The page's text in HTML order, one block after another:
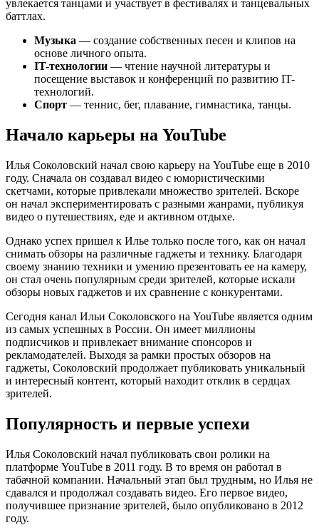
увлекается танцами и участвует в фестивалях и танцевальных
баттлах.
Музыка — создание собственных песен и клипов на
основе личного опыта.
IT-технологии — чтение научной литературы и
посещение выставок и конференций по развитию IT-
технологий.
Спорт — теннис, бег, плавание, гимнастика, танцы.
Начало карьеры на YouTube
Илья Соколовский начал свою карьеру на YouTube еще в 2010
году. Сначала он создавал видео с юмористическими
скетчами, которые привлекали множество зрителей. Вскоре
он начал экспериментировать с разными жанрами, публикуя
видео о путешествиях, еде и активном отдыхе.
Однако успех пришел к Илье только после того, как он начал
снимать обзоры на различные гаджеты и технику. Благодаря
своему знанию техники и умению презентовать ее на камеру,
он стал очень популярным среди зрителей, которые искали
обзоры новых гаджетов и их сравнение с конкурентами.
Сегодня канал Ильи Соколовского на YouTube является одним
из самых успешных в России. Он имеет миллионы
подписчиков и привлекает внимание спонсоров и
рекламодателей. Выходя за рамки простых обзоров на
гаджеты, Соколовский продолжает публиковать уникальный
и интересный контент, который находит отклик в сердцах
зрителей.
Популярность и первые успехи
Илья Соколовский начал публиковать свои ролики на
платформе YouTube в 2011 году. В то время он работал в
табачной компании. Начальный этап был трудным, но Илья не
сдавался и продолжал создавать видео. Его первое видео,
получившее признание зрителей, было опубликовано в 2012
году.